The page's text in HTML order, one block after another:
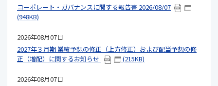
コーポレート・ガバナンスに関する報告書 2026/08/07
(948KB)
2026年08月07日
2027年３月期 業績予想の修正（上方修正）および配当予想の修
正（増配）に関するお知らせ
(215KB)
2026年08月07日